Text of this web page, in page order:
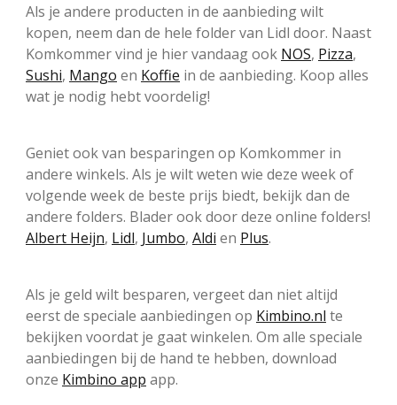
Als je andere producten in de aanbieding wilt
kopen, neem dan de hele folder van Lidl door. Naast
Komkommer vind je hier vandaag ook NOS, Pizza,
Sushi, Mango en Koffie in de aanbieding. Koop alles
wat je nodig hebt voordelig!
Geniet ook van besparingen op Komkommer in
andere winkels. Als je wilt weten wie deze week of
volgende week de beste prijs biedt, bekijk dan de
andere folders. Blader ook door deze online folders!
Albert Heijn, Lidl, Jumbo, Aldi en Plus.
Als je geld wilt besparen, vergeet dan niet altijd
eerst de speciale aanbiedingen op Kimbino.nl te
bekijken voordat je gaat winkelen. Om alle speciale
aanbiedingen bij de hand te hebben, download
onze Kimbino app app.